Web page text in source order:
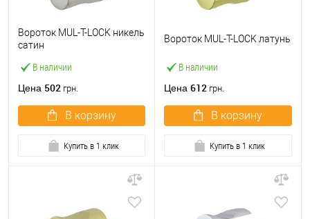
В наличии
Вороток MUL-T-LOCK никель
сатин
Цена 502 грн.
В корзину
Купить в 1 клик
В наличии
Вороток MUL-T-LOCK латунь
Цена 612 грн.
В корзину
Купить в 1 клик